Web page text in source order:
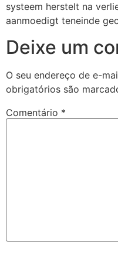
systeem herstelt na
aanmoedigt teneinde
Deixe um
O seu endereço de e-
obrigatórios são
Comentário *